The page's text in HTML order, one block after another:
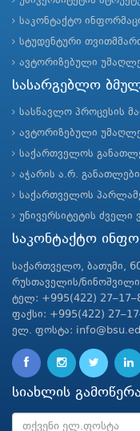
საკონტაქტო
სტუდენტური
ავტორიზებული
სასარგებლო
სასწავლო პროცესის
ავტორიზებული
საქართველოს
აჭარის ა.რ.
საქართველოს
უნივერსიტეტის ძველი
საკონტაქტო
საქართველო, ბათუმი,
რუსთაველის/
ტელ: +995(422)
ფაქსი: +995(422)
ელ. ფოსტა:
სიახლის